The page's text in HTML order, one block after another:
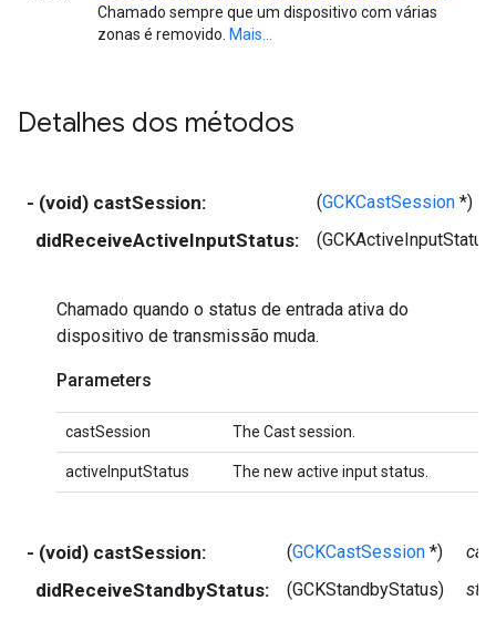
Chamado sempre que um dispositivo com várias
zonas é removido. Mais...
Detalhes dos métodos
- (void) castSession: (GCKCastSession *)
didReceiveActiveInputStatus:
Chamado quando o status de entrada ativa do
dispositivo de transmissão muda.
Parameters
castSession The Cast session.
activeInputStatus The new active input status.
- (void) castSession: (GCKCastSession *)
didReceiveStandbyStatus: (GCKStandbyStatus)